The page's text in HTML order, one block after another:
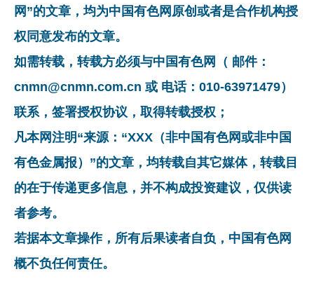
网”的文章，均为中国有色网原创或者是合作机构授
权同意发布的文章。
如需转载，转载方必须与中国有色网（ 邮件：
cnmn@cnmn.com.cn 或 电话：010-63971479）
联系，签署授权协议，取得转载授权；
凡本网注明“来源：“XXX（非中国有色网或非中国
有色金属报）”的文章，均转载自其它媒体，转载目
的在于传递更多信息，并不构成投资建议，仅供读
者参考。
若据本文章操作，所有后果读者自负，中国有色网
概不负任何责任。